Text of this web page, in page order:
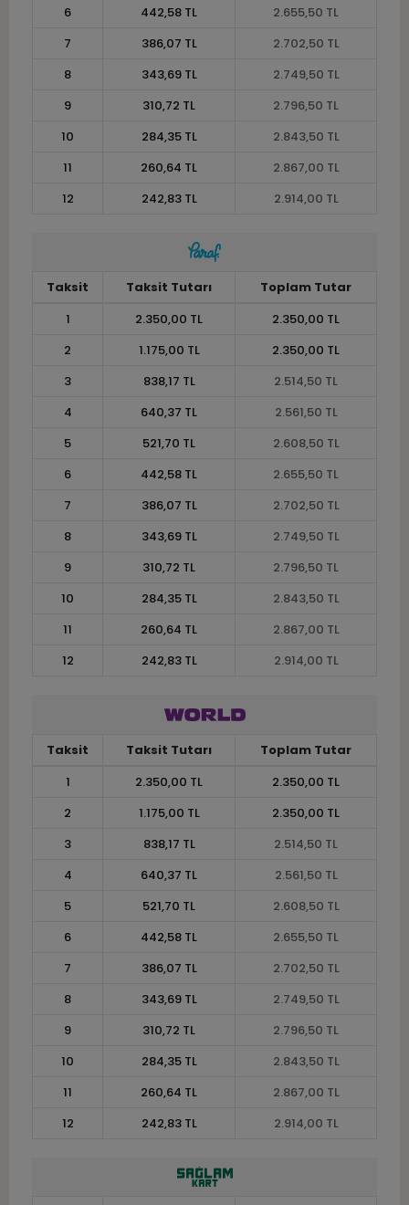
6 442,58 TL
2.655,50 TL
7
386,07 TL
2.702,50 TL
8
343,69 TL
2.749,50 TL
9
310,72 TL
2.796,50 TL
10
284,35 TL
2.843,50 TL
11
260,64 TL
2.867,00 TL
12
242,83 TL 2.914,00 TL
Taksit Taksit Tutarı
Toplam Tutar
1
2.350,00 TL
2.350,00 TL
2
1.175,00 TL
2.350,00 TL
3
838,17 TL
2.514,50 TL
4
640,37 TL
2.561,50 TL
5
521,70 TL
2.608,50 TL
6
442,58 TL
2.655,50 TL
7
386,07 TL
2.702,50 TL
8
343,69 TL
2.749,50 TL
9
310,72 TL
2.796,50 TL
10
284,35 TL
2.843,50 TL
11
260,64 TL
2.867,00 TL
12
242,83 TL 2.914,00 TL
Taksit Taksit Tutarı
Toplam Tutar
1
2.350,00 TL
2.350,00 TL
2
1.175,00 TL
2.350,00 TL
3
838,17 TL
2.514,50 TL
4
640,37 TL
2.561,50 TL
5
521,70 TL
2.608,50 TL
6
442,58 TL
2.655,50 TL
7
386,07 TL
2.702,50 TL
8
343,69 TL
2.749,50 TL
9
310,72 TL
2.796,50 TL
10
284,35 TL
2.843,50 TL
11
260,64 TL
2.867,00 TL
12
242,83 TL 2.914,00 TL